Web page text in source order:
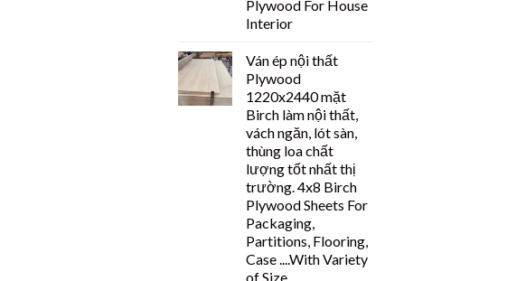
Plywood For House
Interior
Ván ép nội thất
Plywood
1220x2440 mặt
Birch làm nội thất,
vách ngăn, lót sàn,
thùng loa chất
lượng tốt nhất thị
trường. 4x8 Birch
Plywood Sheets For
Packaging,
Partitions, Flooring,
Case ....With Variety
of Size